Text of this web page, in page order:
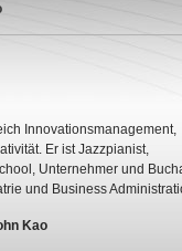
Innovationsmanagement,
Er ist Jazzpianist,
Unternehmer und
und Business
Kao